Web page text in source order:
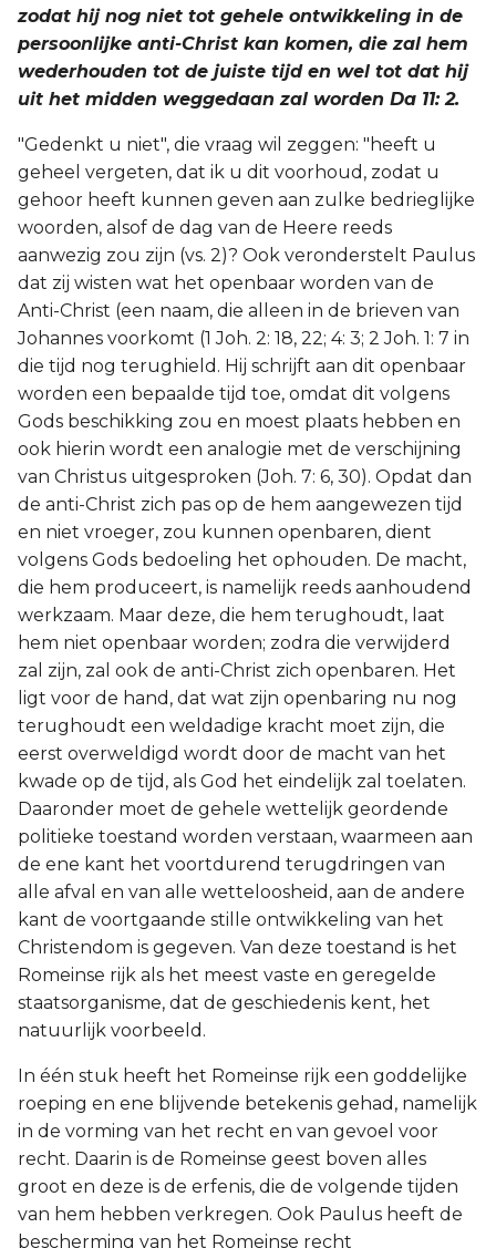
zodat hij nog niet tot gehele ontwikkeling in de
persoonlijke anti-Christ kan komen, die zal hem
wederhouden tot de juiste tijd en wel tot dat hij
uit het midden weggedaan zal worden Da 11: 2.
"Gedenkt u niet", die vraag wil zeggen: "heeft u
geheel vergeten, dat ik u dit voorhoud, zodat u
gehoor heeft kunnen geven aan zulke bedrieglijke
woorden, alsof de dag van de Heere reeds
aanwezig zou zijn (vs. 2)? Ook veronderstelt Paulus
dat zij wisten wat het openbaar worden van de
Anti-Christ (een naam, die alleen in de brieven van
Johannes voorkomt (1 Joh. 2: 18, 22; 4: 3; 2 Joh. 1: 7 in
die tijd nog terughield. Hij schrijft aan dit openbaar
worden een bepaalde tijd toe, omdat dit volgens
Gods beschikking zou en moest plaats hebben en
ook hierin wordt een analogie met de verschijning
van Christus uitgesproken (Joh. 7: 6, 30). Opdat dan
de anti-Christ zich pas op de hem aangewezen tijd
en niet vroeger, zou kunnen openbaren, dient
volgens Gods bedoeling het ophouden. De macht,
die hem produceert, is namelijk reeds aanhoudend
werkzaam. Maar deze, die hem terughoudt, laat
hem niet openbaar worden; zodra die verwijderd
zal zijn, zal ook de anti-Christ zich openbaren. Het
ligt voor de hand, dat wat zijn openbaring nu nog
terughoudt een weldadige kracht moet zijn, die
eerst overweldigd wordt door de macht van het
kwade op de tijd, als God het eindelijk zal toelaten.
Daaronder moet de gehele wettelijk geordende
politieke toestand worden verstaan, waarmeen aan
de ene kant het voortdurend terugdringen van
alle afval en van alle wetteloosheid, aan de andere
kant de voortgaande stille ontwikkeling van het
Christendom is gegeven. Van deze toestand is het
Romeinse rijk als het meest vaste en geregelde
staatsorganisme, dat de geschiedenis kent, het
natuurlijk voorbeeld.
In één stuk heeft het Romeinse rijk een goddelijke
roeping en ene blijvende betekenis gehad, namelijk
in de vorming van het recht en van gevoel voor
recht. Daarin is de Romeinse geest boven alles
groot en deze is de erfenis, die de volgende tijden
van hem hebben verkregen. Ook Paulus heeft de
bescherming van het Romeinse recht